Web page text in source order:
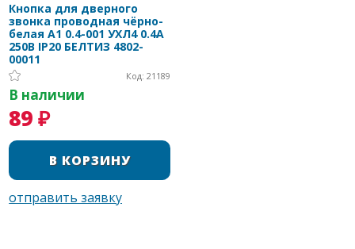
Кнопка для дверного
звонка проводная чёрно-
белая A1 0.4-001 УХЛ4 0.4A
250В IP20 БЕЛТИЗ 4802-
00011
Код: 21189
В наличии
89 ₽